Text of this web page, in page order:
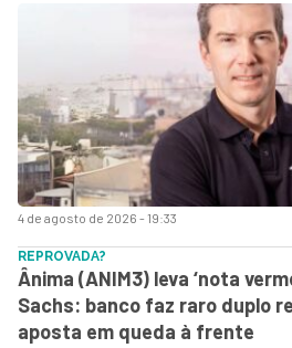
4 de agosto de 2026 - 19:33
REPROVADA?
Ânima (ANIM3) leva ‘nota
Sachs: banco faz raro duplo
aposta em queda à frente